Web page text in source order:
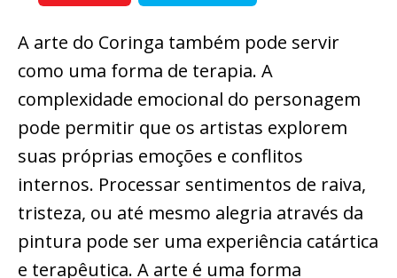
A arte do Coringa também pode servir
como uma forma de terapia. A
complexidade emocional do personagem
pode permitir que os artistas explorem
suas próprias emoções e conflitos
internos. Processar sentimentos de raiva,
tristeza, ou até mesmo alegria através da
pintura pode ser uma experiência catártica
e terapêutica. A arte é uma forma